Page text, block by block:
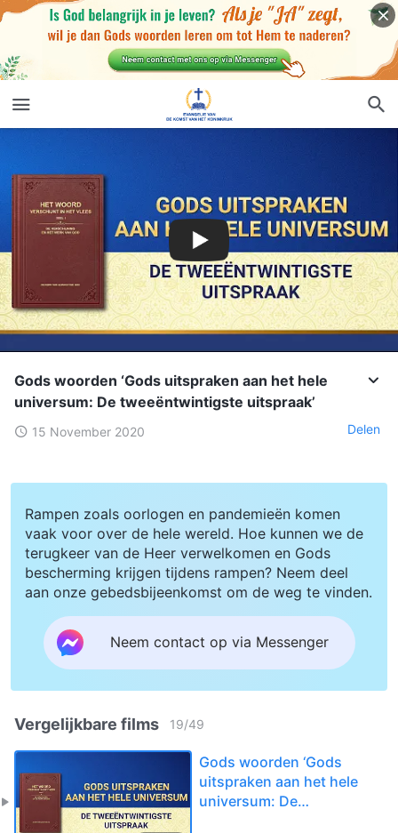
Gods woorden ‘Gods uitspraken aan het hele
universum: De tweeëntwintigste uitspraak’
15 November 2020 Delen
Rampen zoals oorlogen en pandemieën komen
vaak voor over de hele wereld. Hoe kunnen we de
terugkeer van de Heer verwelkomen en Gods
bescherming krijgen tijdens rampen? Neem deel
aan onze gebedsbijeenkomst om de weg te vinden.
Neem contact op via Messenger
Vergelijkbare films 19/49
Gods woorden ‘Gods
uitspraken aan het hele
universum: De